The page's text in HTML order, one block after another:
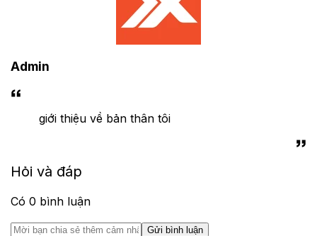
Admin
giới thiệu về bản thân tôi
Hỏi và đáp
Có 0 bình luận
Gửi bình luận